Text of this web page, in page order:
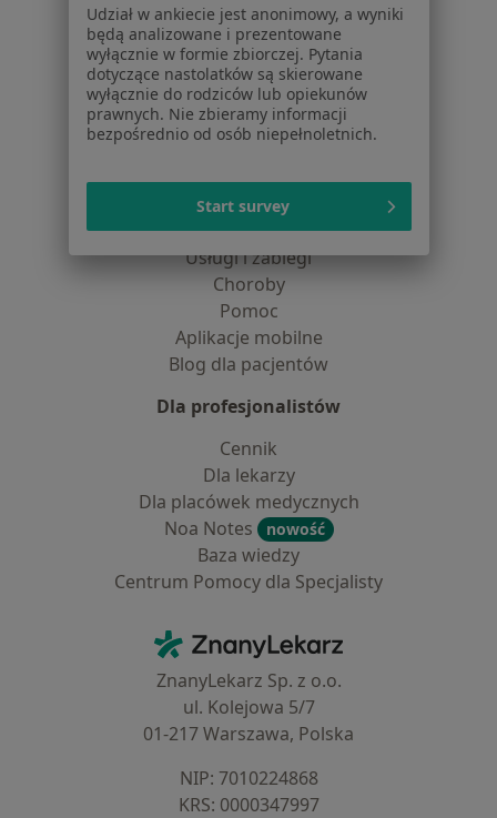
Praca Rekrutujemy!
Partnerzy
Centrum prasowe
Kontakt
Dla pacjentów
Lekarze
Placówki medyczne
Pytania i odpowiedzi
Usługi i zabiegi
Choroby
Pomoc
Aplikacje mobilne
Blog dla pacjentów
Dla profesjonalistów
Cennik
Dla lekarzy
Dla placówek medycznych
Noa Notes
nowość
Baza wiedzy
Centrum Pomocy dla Specjalisty
ZnanyLekarz - Strona główna
ZnanyLekarz Sp. z o.o.
ul. Kolejowa 5/7
01-217 Warszawa, Polska
NIP: ⁠7010224868
KRS: ⁠0000347997
Udział w ankiecie jest anonimowy, a wyniki
będą analizowane i prezentowane
wyłącznie w formie zbiorczej. Pytania
dotyczące nastolatków są skierowane
wyłącznie do rodziców lub opiekunów
prawnych. Nie zbieramy informacji
bezpośrednio od osób niepełnoletnich.
Start survey